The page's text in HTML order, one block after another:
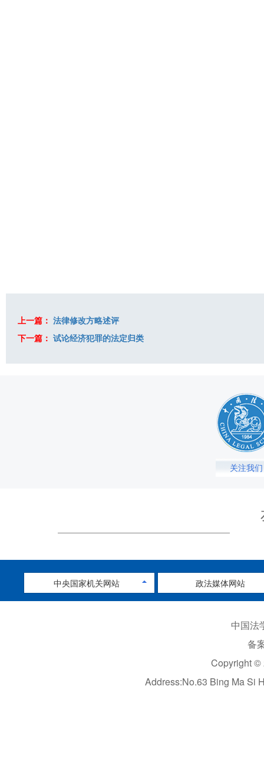
上一篇： 法律修改方略述评
下一篇： 试论经济犯罪的法定归类
关注我们
中央国家机关网站 政法媒体网站
中国法
备
Copyright ©
Address:No.63 Bing Ma Si